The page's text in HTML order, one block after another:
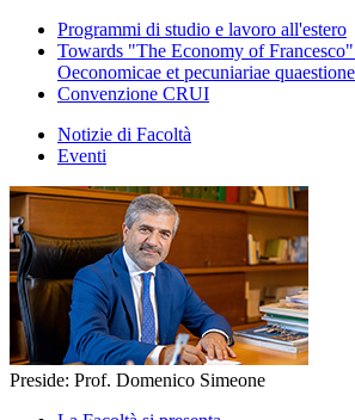
Programmi di studio e lavoro all'estero
Towards "The Economy of
Oeconomicae et pecuniariae
Convenzione CRUI
Notizie di Facoltà
Eventi
Preside: Prof. Domenico Simeone